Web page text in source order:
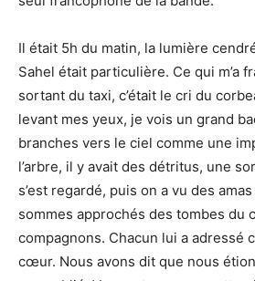
Il était 5h du matin, la lumière
Sahel était particulière. Ce qui m’a
sortant du taxi, c’était le cri du
levant mes yeux, je vois un grand
branches vers le ciel comme une
l’arbre, il y avait des détritus, une
s’est regardé, puis on a vu des
sommes approchés des tombes du
compagnons. Chacun lui a adressé
cœur. Nous avons dit que nous